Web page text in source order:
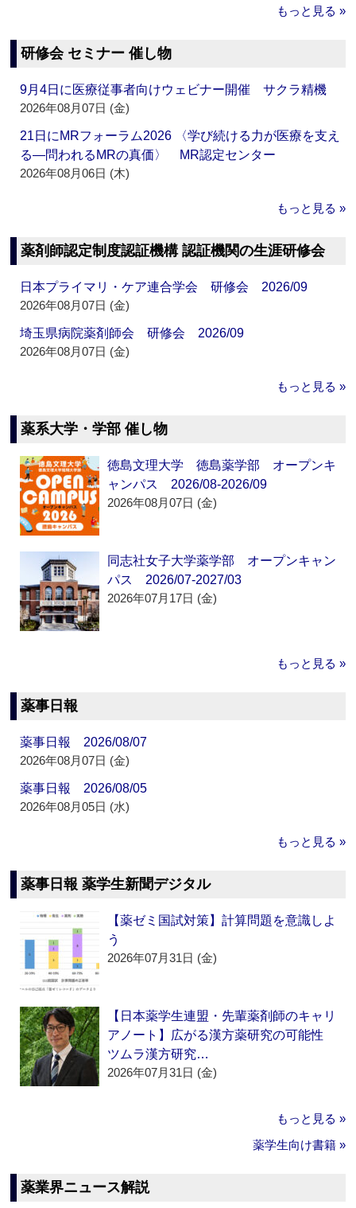
もっと見る »
研修会 セミナー 催し物
9月4日に医療従事者向けウェビナー開催 サクラ精機
2026年08月07日 (金)
21日にMRフォーラム2026 〈学び続ける力が医療を支え
る―問われるMRの真価〉 MR認定センター
2026年08月06日 (木)
もっと見る »
薬剤師認定制度認証機構 認証機関の生涯研修会
日本プライマリ・ケア連合学会 研修会 2026/09
2026年08月07日 (金)
埼玉県病院薬剤師会 研修会 2026/09
2026年08月07日 (金)
もっと見る »
薬系大学・学部 催し物
徳島文理大学 徳島薬学部 オープンキ
ャンパス 2026/08-2026/09
2026年08月07日 (金)
同志社女子大学薬学部 オープンキャン
パス 2026/07-2027/03
2026年07月17日 (金)
もっと見る »
薬事日報
薬事日報 2026/08/07
2026年08月07日 (金)
薬事日報 2026/08/05
2026年08月05日 (水)
もっと見る »
薬事日報 薬学生新聞デジタル
【薬ゼミ国試対策】計算問題を意識しよ
う
2026年07月31日 (金)
【日本薬学生連盟・先輩薬剤師のキャリ
アノート】広がる漢方薬研究の可能性
ツムラ漢方研究…
2026年07月31日 (金)
もっと見る »
薬学生向け書籍 »
薬業界ニュース解説